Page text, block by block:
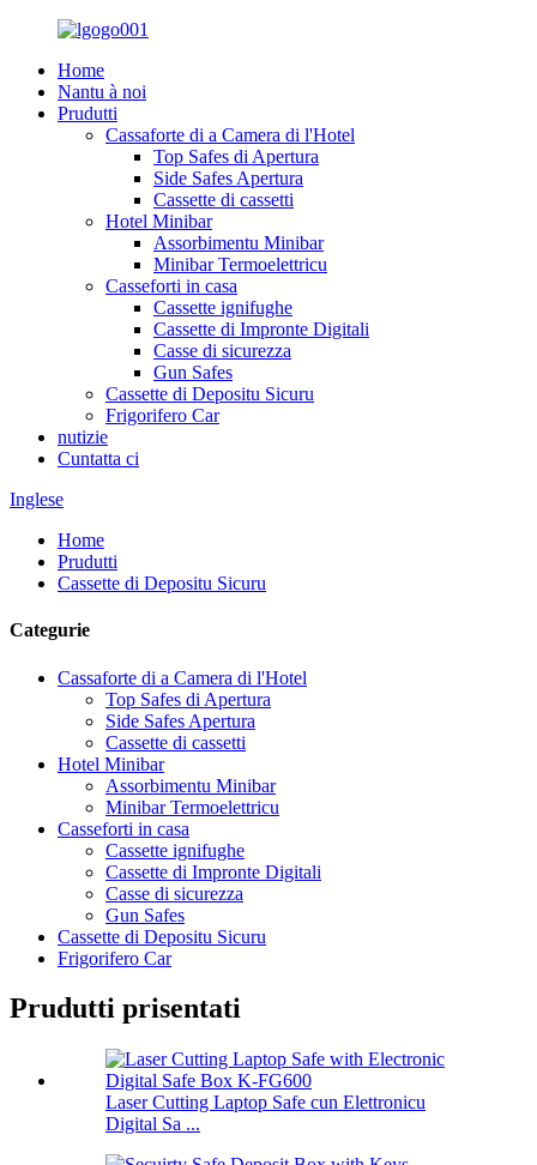
Home
Nantu à noi
Prudutti
Cassaforte di a Camera di l'Hotel
Top Safes di Apertura
Side Safes Apertura
Cassette di cassetti
Hotel Minibar
Assorbimentu Minibar
Minibar Termoelettricu
Casseforti in casa
Cassette ignifughe
Cassette di Impronte Digitali
Casse di sicurezza
Gun Safes
Cassette di Depositu Sicuru
Frigorifero Car
nutizie
Cuntatta ci
Inglese
Home
Prudutti
Cassette di Depositu Sicuru
Categurie
Cassaforte di a Camera di l'Hotel
Top Safes di Apertura
Side Safes Apertura
Cassette di cassetti
Hotel Minibar
Assorbimentu Minibar
Minibar Termoelettricu
Casseforti in casa
Cassette ignifughe
Cassette di Impronte Digitali
Casse di sicurezza
Gun Safes
Cassette di Depositu Sicuru
Frigorifero Car
Prudutti prisentati
Laser Cutting Laptop Safe cun Elettronicu
Digital Sa ...